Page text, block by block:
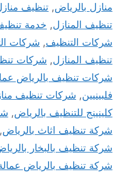
منازل بالرياض, تنظيف
تنظيف المنازل, خدمة
شركات التنظيف, شركات
تنظيف المنازل, شركات
شركات تنظيف بالرياض
فلبينيين, شركات تنظيف
كلينينج للتنظيف بالرياض,
شركة تنظيف اثاث بالرياض,
شركة تنظيف بالبخار
شركة تنظيف بالرياض عمالة